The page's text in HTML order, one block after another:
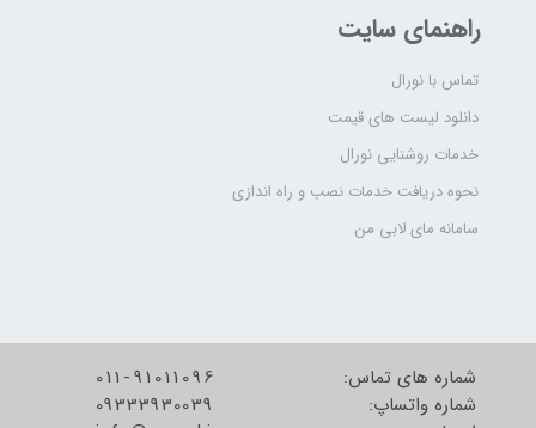
راهنمای سایت
تماس با نورال
دانلود لیست های قیمت
خدمات روشنایی نورال
نحوه دریافت خدمات نصب و راه اندازی
سامانه مای لابی من
شماره های تماس:
شماره واتساپ:
011-91011096
09333930039